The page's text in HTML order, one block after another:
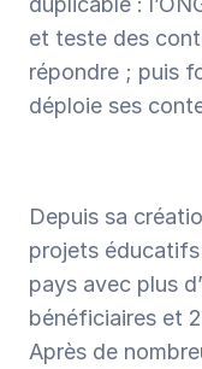
et teste des
répondre ; puis
déploie ses
Depuis sa
projets
pays avec plus
bénéficiaires et
Après de